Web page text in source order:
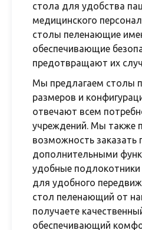
стола для удобства
медицинского
столы пеленающие
обеспечивающие
предотвращают их
Мы предлагаем столы
размеров и
отвечают всем
учреждений. Мы также
возможность заказать
дополнительными
удобные
для удобного
стол пеленающий от
получаете
обеспечивающий